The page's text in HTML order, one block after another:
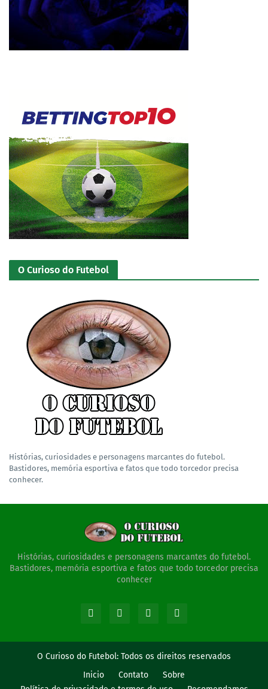
O Curioso do Futebol
Histórias, curiosidades e personagens marcantes do futebol.
Bastidores, memória esportiva e fatos que todo torcedor precisa
conhecer.
Histórias, curiosidades e personagens marcantes do futebol.
Bastidores, memória esportiva e fatos que todo torcedor precisa
conhecer
O Curioso do Futebol: Todos os direitos reservados
Inicio
Contato
Sobre